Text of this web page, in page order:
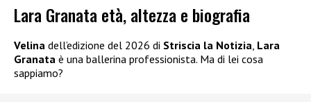
Lara Granata età, altezza e biografia
Velina dell’edizione del 2026 di Striscia la Notizia Lara
Granata è una ballerina professionista. Ma di lei cosa
sappiamo?